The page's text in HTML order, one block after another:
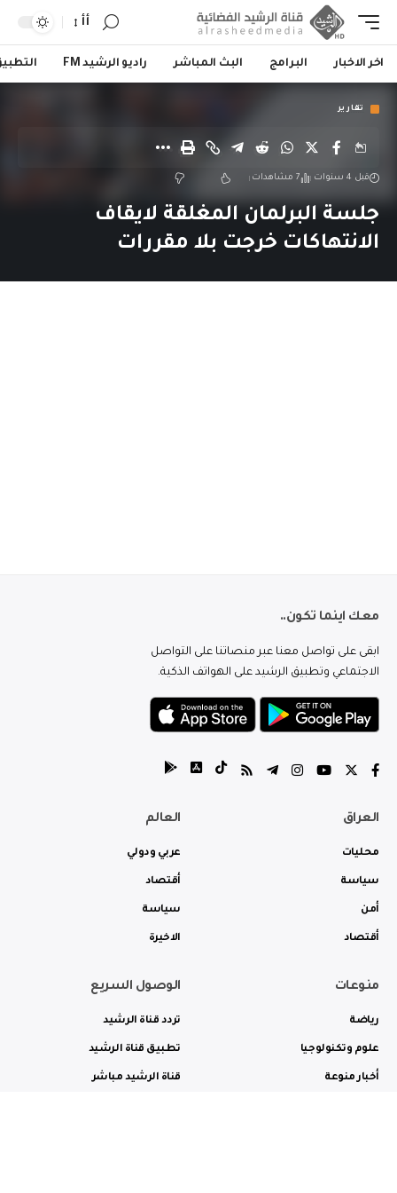
أأ
اخر الاخبار البرامج البث المباشر راديو الرشيد FM
تقارير
قبل 4 سنوات 7 مشاهدات
جلسة البرلمان المغلقة لايقاف
الانتهاكات خرجت بلا مقررات
معك اينما تكون..
ابقى على تواصل معنا عبر منصاتنا على التواصل
الاجتماعي وتطبيق الرشيد على الهواتف الذكية.
العراق
محليات
سياسة
أمن
أقتصاد
العالم
عربي ودولي
أقتصاد
سياسة
الاخيرة
منوعات
رياضة
علوم وتكنولوجيا
أخبار منوعة
الوصول السريع
تردد قناة الرشيد
تطبيق قناة الرشيد
قناة الرشيد مباشر